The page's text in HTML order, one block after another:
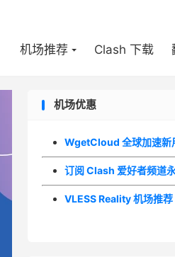
机场推荐 Clash 下载
机场优惠
WgetCloud 全球加速新
订阅 Clash 爱好者频道
VLESS Reality 机场推荐